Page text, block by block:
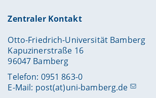
Zentraler Kontakt
Otto-Friedrich-Universität Bamberg
Kapuzinerstraße 16
96047 Bamberg
Telefon: 0951 863-0
E-Mail: post(at)uni-bamberg.de